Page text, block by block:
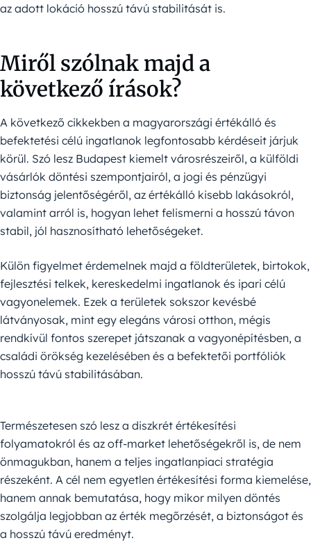
az adott lokáció hosszú távú stabilitását is.
Miről szólnak majd a
következő írások?
A következő cikkekben a magyarországi értékálló és
befektetési célú ingatlanok legfontosabb kérdéseit járjuk
körül. Szó lesz Budapest kiemelt városrészeiről, a külföldi
vásárlók döntési szempontjairól, a jogi és pénzügyi
biztonság jelentőségéről, az értékálló kisebb lakásokról,
valamint arról is, hogyan lehet felismerni a hosszú távon
stabil, jól hasznosítható lehetőségeket.
Külön figyelmet érdemelnek majd a földterületek, birtokok,
fejlesztési telkek, kereskedelmi ingatlanok és ipari célú
vagyonelemek. Ezek a területek sokszor kevésbé
látványosak, mint egy elegáns városi otthon, mégis
rendkívül fontos szerepet játszanak a vagyonépítésben, a
családi örökség kezelésében és a befektetői portfóliók
hosszú távú stabilitásában.
Természetesen szó lesz a diszkrét értékesítési
folyamatokról és az off-market lehetőségekről is, de nem
önmagukban, hanem a teljes ingatlanpiaci stratégia
részeként. A cél nem egyetlen értékesítési forma kiemelése,
hanem annak bemutatása, hogy mikor milyen döntés
szolgálja legjobban az érték megőrzését, a biztonságot és
a hosszú távú eredményt.